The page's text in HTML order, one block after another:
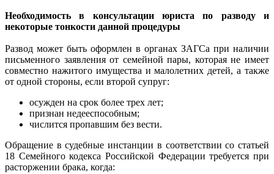
Необходимость в консультации юриста по разводу и
некоторые тонкости данной процедуры
Развод может быть оформлен в органах ЗАГСа при наличии
письменного заявления от семейной пары, которая не имеет
совместно нажитого имущества и малолетних детей, а также
от одной стороны, если второй супруг:
осужден на срок более трех лет;
признан недееспособным;
числится пропавшим без вести.
Обращение в судебные инстанции в соответствии со статьей
18 Семейного кодекса Российской Федерации требуется при
расторжении брака, когда: